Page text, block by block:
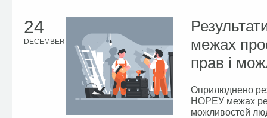
24
DECEMBER
межах
прав і
Оприлюднено
HOPEУ межах
можливостей